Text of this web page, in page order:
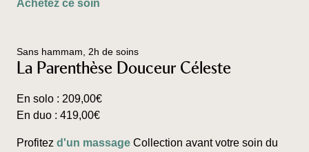
Achetez ce soin
variations.
Les
choisies
Sans hammam, 2h de soins
La Parenthèse Douceur Céleste
En solo : 209,00€
En duo : 419,00€
Profitez d'un massage Collection avant votre soin du